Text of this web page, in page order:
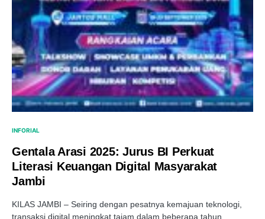
INFORIAL
Gentala Arasi 2025: Jurus BI Perkuat
Literasi Keuangan Digital Masyarakat
Jambi
KILAS JAMBI – Seiring dengan pesatnya kemajuan teknologi,
transaksi digital meningkat tajam dalam beberapa tahun